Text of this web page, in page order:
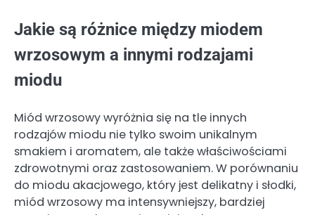
Jakie są różnice między miodem
wrzosowym a innymi rodzajami
miodu
Miód wrzosowy wyróżnia się na tle innych
rodzajów miodu nie tylko swoim unikalnym
smakiem i aromatem, ale także właściwościami
zdrowotnymi oraz zastosowaniem. W porównaniu
do miodu akacjowego, który jest delikatny i słodki,
miód wrzosowy ma intensywniejszy, bardziej